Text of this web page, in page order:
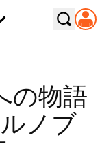
の物語
ノブ